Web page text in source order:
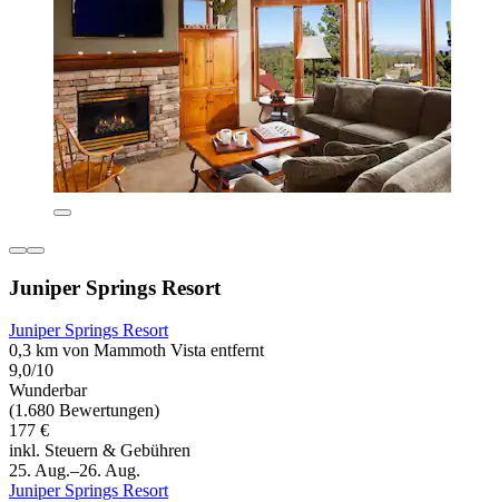
Juniper Springs Resort
Juniper Springs Resort
0,3 km von Mammoth Vista entfernt
9,0/10
Wunderbar
(1.680 Bewertungen)
177 €
inkl. Steuern & Gebühren
25. Aug.–26. Aug.
Juniper Springs Resort